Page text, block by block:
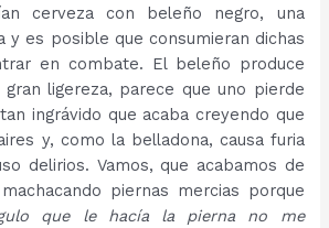
cerveza con beleño negro, una
y es posible que consumieran dichas
en combate. El beleño produce
gran ligereza, parece que uno pierde
ingrávido que acaba creyendo que
y, como la belladona, causa furia
delirios. Vamos, que acabamos de
piernas mercias porque
que le hacía la pierna no me